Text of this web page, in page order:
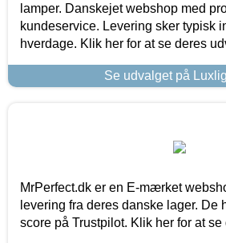
lamper. Danskejet webshop med
kundeservice. Levering sker typisk
hverdage. Klik her for at se deres
Se udvalget på
MrPerfect.dk er en E-mærket
levering fra deres danske lager. De
score på Trustpilot. Klik her for at se